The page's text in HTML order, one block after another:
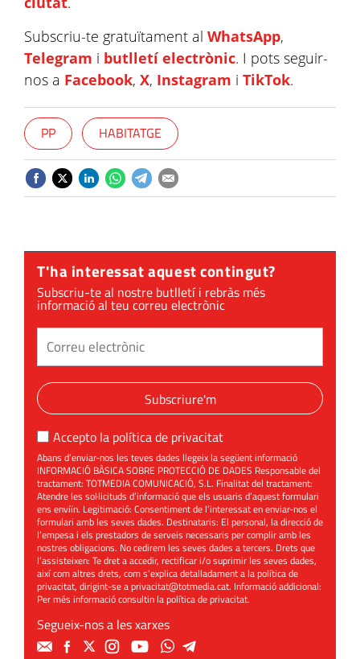
Subscriu-te gratuïtament al WhatsApp,
Telegram i butlletí electrònic. I pots seguir-
nos a Facebook, X, Instagram i TikTok.
PP HABITATGE
T'ha interessat aquest contingut?
Subscriu-te al nostre butlletí i rebràs més
informació al teu correu electrònic
Subscriure'm
Accepto la política de privacitat
Abans d’enviar-nos les teves dades llegeix la següent informació
INFORMACIÓ BÀSICA SOBRE PROTECCIÓ DE DADES Responsable del
tractament: TOTMEDIA COMUNICACIÓ, S.L. Finalitat del tractament:
Atendre les sol·licituds d’informació que els usuaris d’aquest formulari
ens enviïn. Legitimació: Consentiment de l’interessat en enviar-nos el
formulari amb les seves dades. Destinataris: El personal, la direcció de
l’empesa i els prestadors de serveis necessaris per complir amb les
nostres obligacions. No cedirem les seves dades a tercers. Drets que
l’assisteixen: Te dret a accedir, rectificar i/o suprimir les seves dades,
així com altres drets, com s’explica detalladament a la política de
privacitat, dirigint-se aprivacitat@totmedia.cat. Informació addicional:
Per més informació consultin lapolítica de privacitat.
Segueix-nos a les xarxes